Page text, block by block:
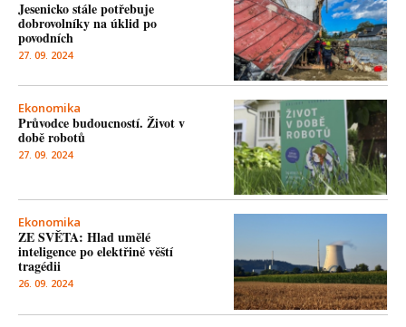
Jesenicko stále potřebuje
dobrovolníky na úklid po
povodních
27. 09. 2024
Ekonomika
Průvodce budoucností. Život v
době robotů
27. 09. 2024
Ekonomika
ZE SVĚTA: Hlad umělé
inteligence po elektřině věští
tragédii
26. 09. 2024